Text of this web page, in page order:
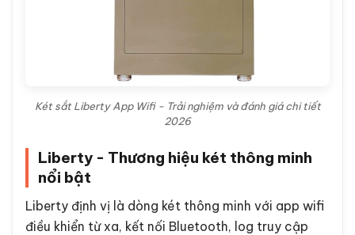
Két sắt Liberty App Wifi - Trải nghiệm và đánh giá chi tiết
2026
Liberty - Thương hiệu két thông minh
nổi bật
Liberty định vị là dòng két thông minh với app wifi
điều khiển từ xa, kết nối Bluetooth, log truy cập